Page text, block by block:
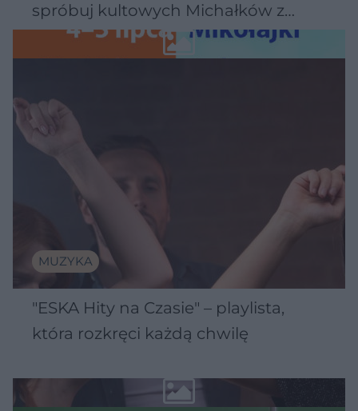
spróbuj kultowych Michałków z
Wawelu
MUZYKA
"ESKA Hity na Czasie" – playlista,
która rozkręci każdą chwilę